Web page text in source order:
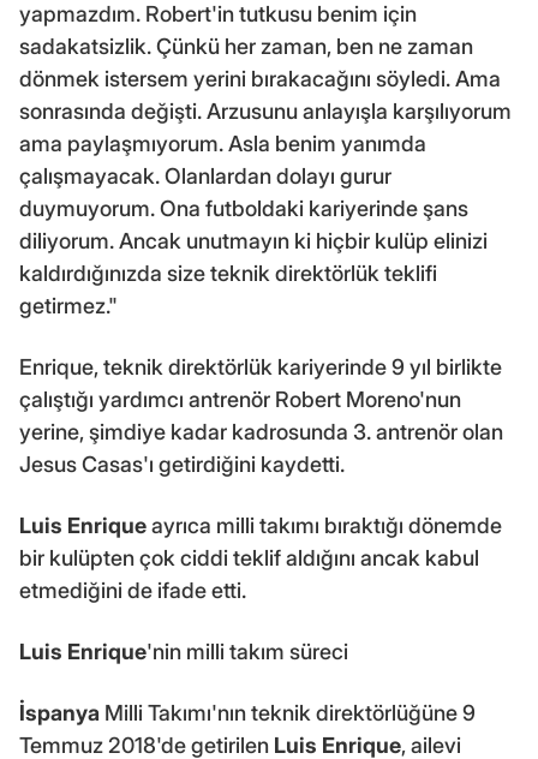
yapmazdım. Robert'in tutkusu benim için
sadakatsizlik. Çünkü her zaman, ben ne zaman
dönmek istersem yerini bırakacağını söyledi. Ama
sonrasında değişti. Arzusunu anlayışla karşılıyorum
ama paylaşmıyorum. Asla benim yanımda
çalışmayacak. Olanlardan dolayı gurur
duymuyorum. Ona futboldaki kariyerinde şans
diliyorum. Ancak unutmayın ki hiçbir kulüp elinizi
kaldırdığınızda size teknik direktörlük teklifi
getirmez."
Enrique, teknik direktörlük kariyerinde 9 yıl birlikte
çalıştığı yardımcı antrenör Robert Moreno'nun
yerine, şimdiye kadar kadrosunda 3. antrenör olan
Jesus Casas'ı getirdiğini kaydetti.
Luis Enriqueayrıca milli takımı bıraktığı dönemde
bir kulüpten çok ciddi teklif aldığını ancak kabul
etmediğini de ifade etti.
Luis Enrique'nin milli takım süreci
İspanya Milli Takımı'nın teknik direktörlüğüne 9
Temmuz 2018'de getirilen Luis Enrique, ailevi